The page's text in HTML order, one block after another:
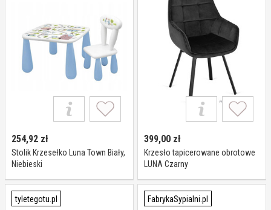
254,92 zł
Stolik Krzesełko Luna Town Biały,
Niebieski
399,00 zł
Krzesło tapicerowane obrotowe
LUNA Czarny
tyletegotu.pl FabrykaSypialni.pl